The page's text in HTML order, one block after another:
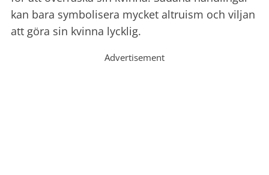
kan bara symbolisera mycket altruism och viljan
att göra sin kvinna lycklig.
Advertisement